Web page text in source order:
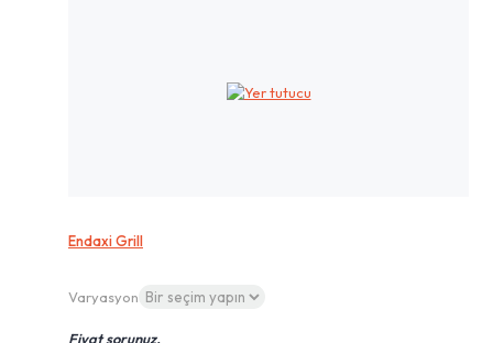
Endaxi Grill
Varyasyon
Fiyat sorunuz.